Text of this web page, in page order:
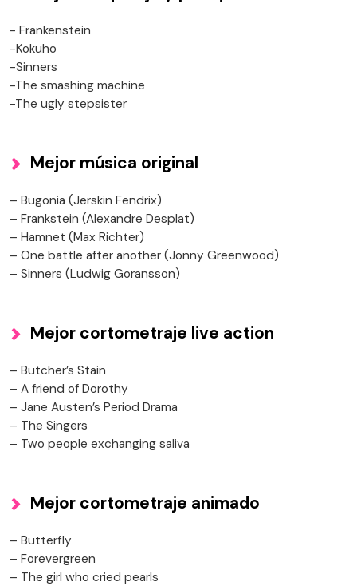
- Frankenstein
-Kokuho
-Sinners
-The smashing machine
-The ugly stepsister
Mejor música original
– Bugonia (Jerskin Fendrix)
– Frankstein (Alexandre Desplat)
– Hamnet (Max Richter)
– One battle after another (Jonny Greenwood)
– Sinners (Ludwig Goransson)
Mejor cortometraje live action
– Butcher’s Stain
– A friend of Dorothy
– Jane Austen’s Period Drama
– The Singers
– Two people exchanging saliva
Mejor cortometraje animado
– Butterfly
– Forevergreen
– The girl who cried pearls